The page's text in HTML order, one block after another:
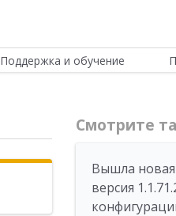
Поддержка и обучение
Смотрите
Вышла
версия